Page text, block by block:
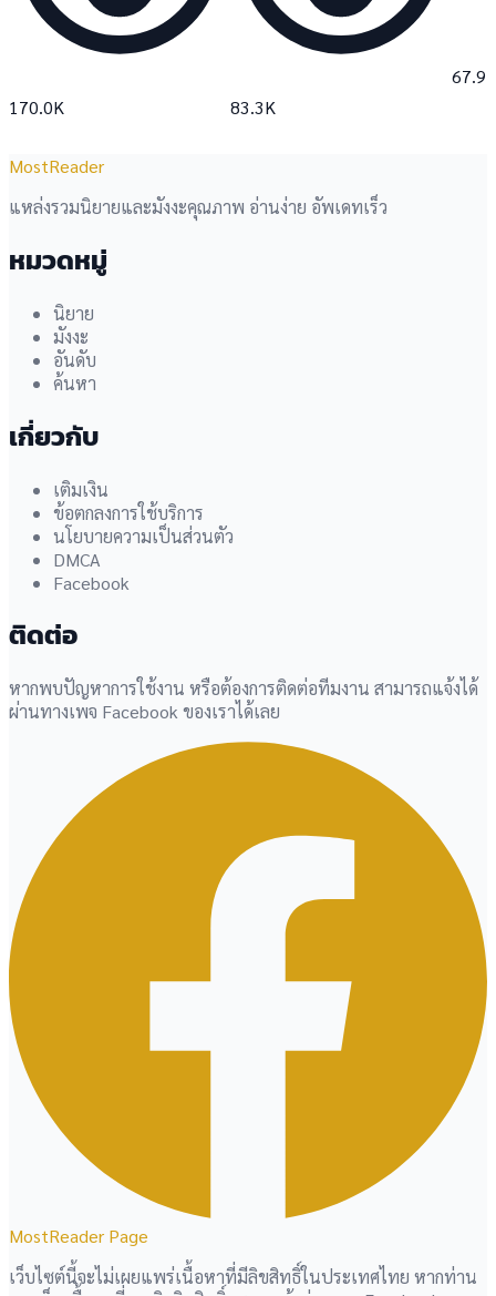
170.0K 83.3K
67.9K
MostReader
แหล่งรวมนิยายและมังงะคุณภาพ อ่านง่าย อัพเดทเร็ว
หมวดหมู่
นิยาย
มังงะ
อันดับ
ค้นหา
เกี่ยวกับ
เติมเงิน
ข้อตกลงการใช้บริการ
นโยบายความเป็นส่วนตัว
DMCA
Facebook
ติดต่อ
หากพบปัญหาการใช้งาน หรือต้องการติดต่อทีมงาน สามารถแจ้งได้
ผ่านทางเพจ Facebook ของเราได้เลย
MostReader Page
เว็บไซต์นี้จะไม่เผยแพร่เนื้อหาที่มีลิขสิทธิ์ในประเทศไทย หากท่าน